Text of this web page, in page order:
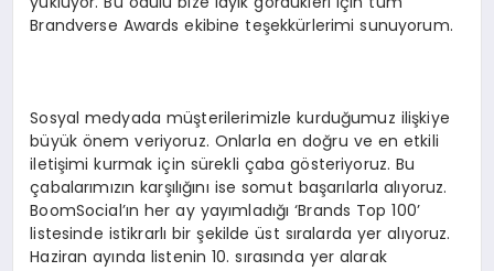
Brandverse Awards ekibine teşekkürlerimi sunuyorum.
Sosyal medyada müşterilerimizle kurduğumuz ilişkiye
büyük önem veriyoruz. Onlarla en doğru ve en etkili
iletişimi kurmak için sürekli çaba gösteriyoruz. Bu
çabalarımızın karşılığını ise somut başarılarla alıyoruz.
BoomSocial’ın her ay yayımladığı ‘Brands Top 100’
listesinde istikrarlı bir şekilde üst sıralarda yer alıyoruz.
Haziran ayında listenin 10. sırasında yer alarak